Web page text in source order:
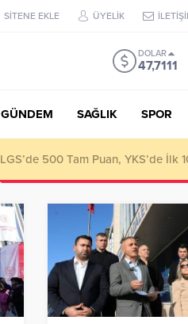
SİTENE EKLE ÜYELİK
DOLAR
47,7111
GÜNDEM SAĞLIK SPOR
LGS’de 500 Tam Puan, YKS’de İlk